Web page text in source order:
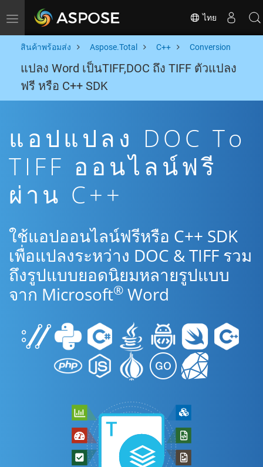
Toggle navigation ไทย
สินค้าพร้อมส่ง Aspose.Total C++ Conversion
แปลง Word เป็นTIFF,DOC ถึง TIFF ตัวแปลง
ฟรี หรือ C++ SDK
แอปแปลง DOC To
TIFF ออนไลน์ฟรี
ผ่าน C++
ใช้แอปออนไลน์ฟรีหรือ C++ SDK
เพื่อแปลงระหว่าง DOC & TIFF รวม
ถึงรูปแบบยอดนิยมหลายรูปแบบ
จาก Microsoft® Word